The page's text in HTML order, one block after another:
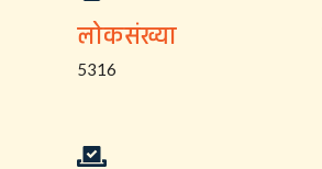
लोकसंख्या
5316